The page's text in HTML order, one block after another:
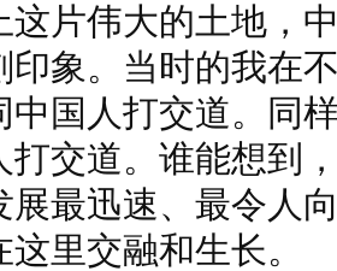
这片伟大的土地，
印象。当时的我在
中国人打交道。同
打交道。谁能想到
展最迅速、最令人
这里交融和生长。